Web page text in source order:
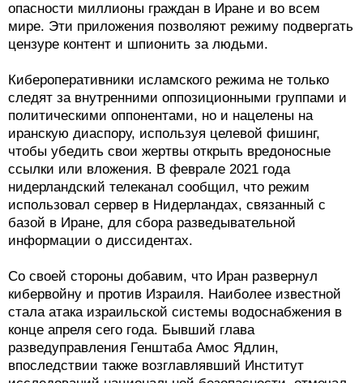
опасности миллионы граждан в Иране и во всем
мире. Эти приложения позволяют режиму подвергать
цензуре контент и шпионить за людьми.
Кибероперативники исламского режима не только
следят за внутренними оппозиционными группами и
политическими оппонентами, но и нацелены на
иранскую диаспору, используя целевой фишинг,
чтобы убедить свои жертвы открыть вредоносные
ссылки или вложения. В феврале 2021 года
нидерландский телеканал сообщил, что режим
использовал сервер в Нидерландах, связанный с
базой в Иране, для сбора разведывательной
информации о диссидентах.
Со своей стороны добавим, что Иран развернул
кибервойну и против Израиля. Наиболее известной
стала атака израильской системы водоснабжения в
конце апреля сего года. Бывший глава
разведуправления Генштаба Амос Ядлин,
впоследствии также возглавлявший Институт